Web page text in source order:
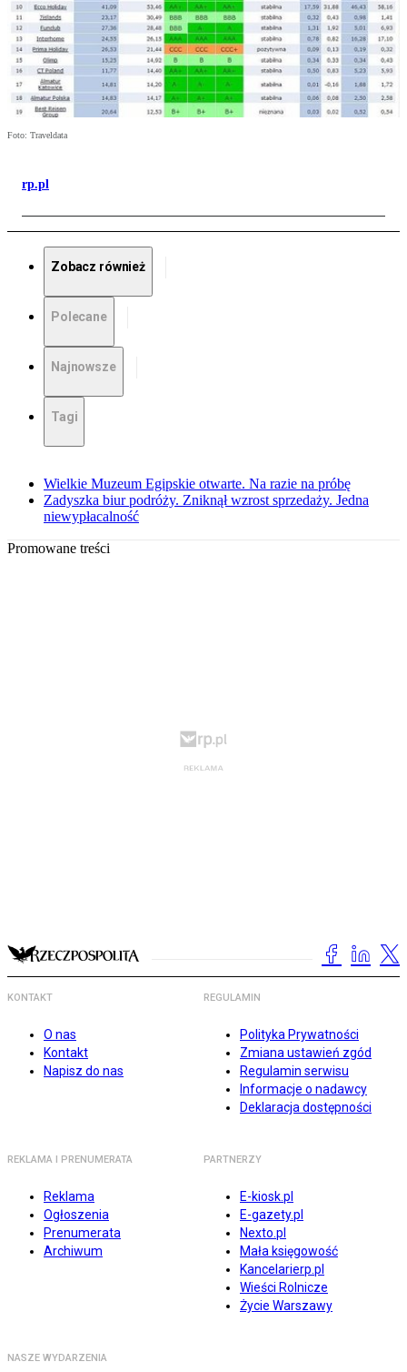
Foto: Traveldata
rp.pl
Zobacz również
Polecane
Najnowsze
Tagi
Wielkie Muzeum Egipskie otwarte. Na razie na próbę
Zadyszka biur podróży. Zniknął wzrost sprzedaży. Jedna
niewypłacalność
Promowane treści
KONTAKT
O nas
Kontakt
Napisz do nas
REGULAMIN
Polityka Prywatności
Zmiana ustawień zgód
Regulamin serwisu
Informacje o nadawcy
Deklaracja dostępności
REKLAMA I PRENUMERATA
Reklama
Ogłoszenia
Prenumerata
Archiwum
PARTNERZY
E-kiosk.pl
E-gazety.pl
Nexto.pl
Mała księgowość
Kancelarierp.pl
Wieści Rolnicze
Życie Warszawy
NASZE WYDARZENIA